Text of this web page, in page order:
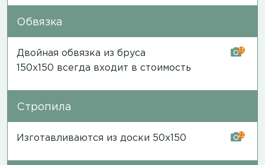
Обвязка
Двойная обвязка из бруса
150х150 всегда входит в стоимость
13
Стропила
Изготавливаются из доски 50х150 22